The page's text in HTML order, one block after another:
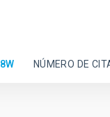
NÚMERO DE